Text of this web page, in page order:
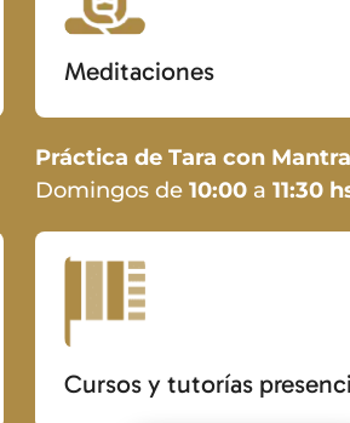
Meditaciones
Práctica de Tara con
Domingos de10:00 a11:30
Cursos y tutorías